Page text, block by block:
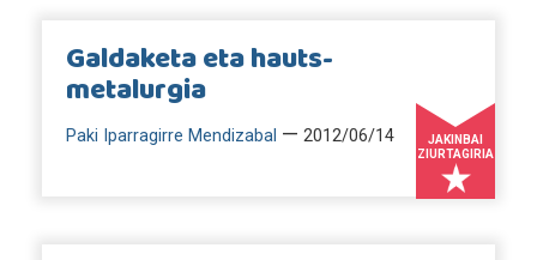
JAKINBAI
ZIURTAGIRIA
Galdaketa eta hauts-
metalurgia
Paki Iparragirre Mendizabal — 2012/06/14